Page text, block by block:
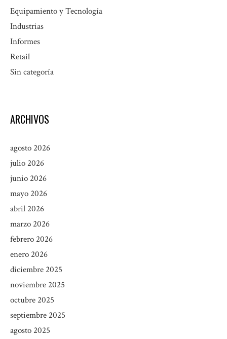
Equipamiento y Tecnología
Industrias
Informes
Retail
Sin categoría
ARCHIVOS
agosto 2026
julio 2026
junio 2026
mayo 2026
abril 2026
marzo 2026
febrero 2026
enero 2026
diciembre 2025
noviembre 2025
octubre 2025
septiembre 2025
agosto 2025